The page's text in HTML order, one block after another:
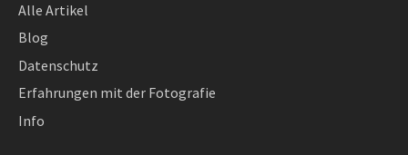
Alle Artikel
Blog
Datenschutz
Erfahrungen mit der Fotografie
Info